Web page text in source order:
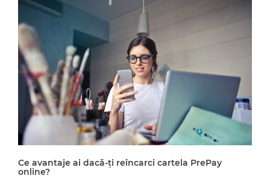
Ce avantaje ai dacă-ți reîncarci cartela PrePay
online?